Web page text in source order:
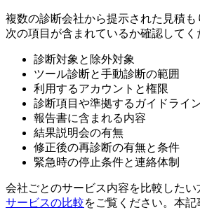
複数の診断会社から提示された見積も
次の項目が含まれているか確認してく
診断対象と除外対象
ツール診断と手動診断の範囲
利用するアカウントと権限
診断項目や準拠するガイドライ
報告書に含まれる内容
結果説明会の有無
修正後の再診断の有無と条件
緊急時の停止条件と連絡体制
会社ごとのサービス内容を比較したい
サービスの比較をご覧ください。本